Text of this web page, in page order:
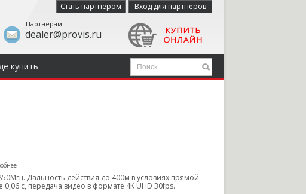
Стать партнёром Вход для партнёров
dealer@provis.ru
Партнерам:
купить
Дальность действия до 400м в условиях прямой
с, передача видео в формате 4K UHD 30fps.